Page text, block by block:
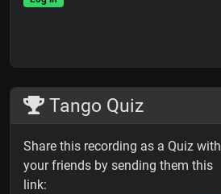
Tango Quiz
Share this recording as a Quiz with
your friends by sending them this
link: